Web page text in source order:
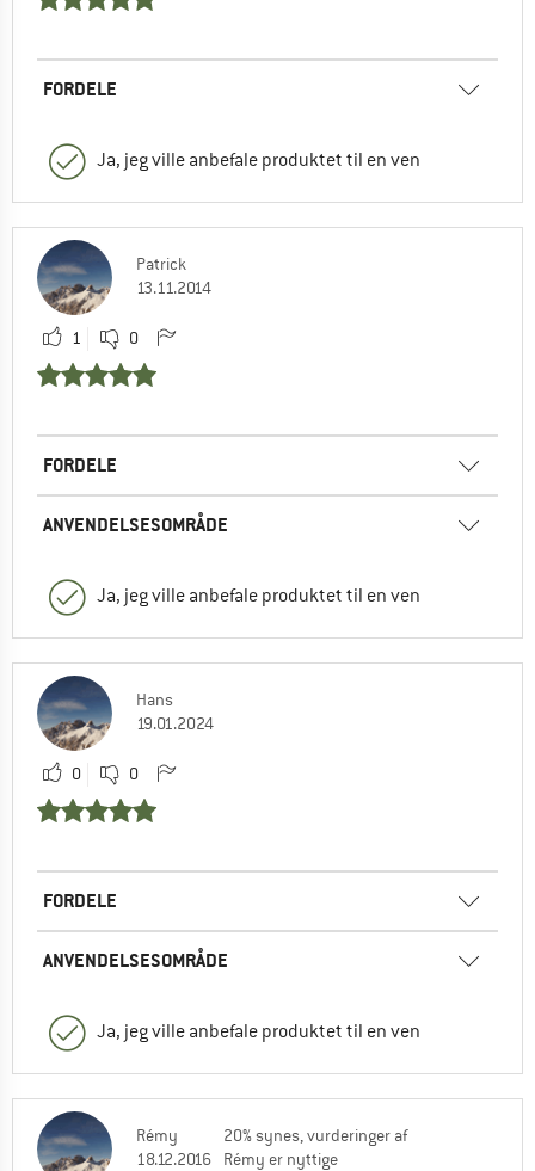
FORDELE
Ja, jeg ville anbefale produktet til en ven
Patrick
13.11.2014
1 0
FORDELE
ANVENDELSESOMRÅDE
Ja, jeg ville anbefale produktet til en ven
Hans
19.01.2024
0 0
FORDELE
ANVENDELSESOMRÅDE
Ja, jeg ville anbefale produktet til en ven
Rémy
18.12.2016
20% synes, vurderinger af
Rémy er nyttige